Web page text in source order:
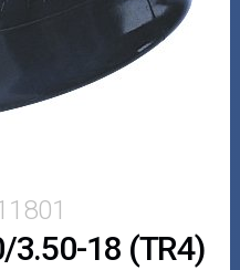
3.50-18 (TR4)